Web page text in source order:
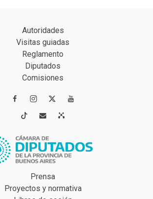
Autoridades
Visitas guiadas
Reglamento
Diputados
Comisiones
 
 
Prensa
Proyectos y normativa